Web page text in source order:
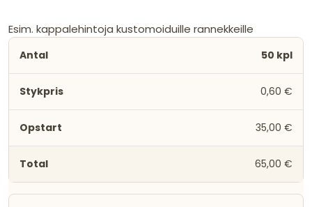
Esim. kappalehintoja kustomoiduille rannekkeille
50 kpl
0,60 €
35,00 €
65,00 €